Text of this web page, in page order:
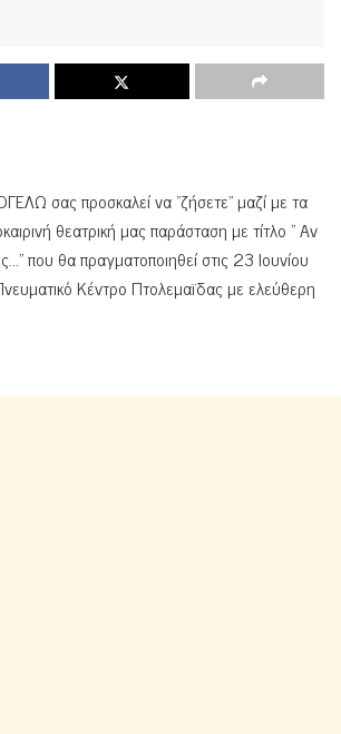
σας προσκαλεί να ”ζήσετε” μαζί με τα
θεατρική μας παράσταση με τίτλο ” Αν
που θα πραγματοποιηθεί στις 23 Ιουνίου
Κέντρο Πτολεμαϊδας με ελεύθερη